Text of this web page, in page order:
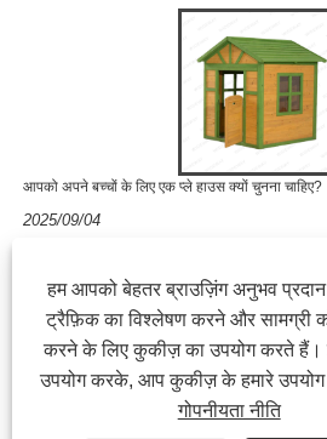
आपको अपने बच्चों के लिए एक प्ले हाउस क्यों चुनना चाहिए?
2025/09/04
जब माता -पिता बाहरी खिलौनों के बारे में सोचते हैं जो
जोड़ते हैं, तो सबसे लोकप्रिय विकल्पों में से एक एक
कॉपीराइट © 2023 निंगबो लॉन्गटेंग आउटडोर उत्पाद
हम आपको बेहतर ब्राउज़िंग अनुभव
ट्रैफ़िक का विश्लेषण करने और सामग्री
करने के लिए कुकीज़ का उपयोग करते हैं।
उपयोग करके, आप कुकीज़ के हमारे
गोपनीयता नीति